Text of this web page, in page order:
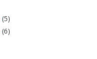
(5)
(6)